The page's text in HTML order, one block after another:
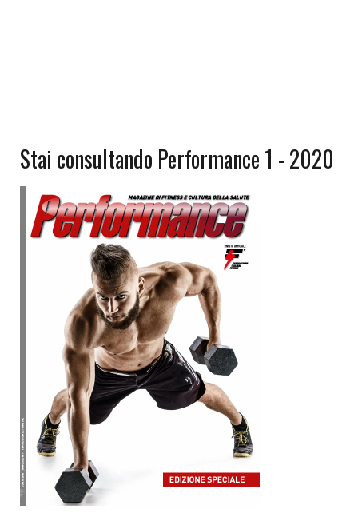
Stai consultando Performance 1 - 2020